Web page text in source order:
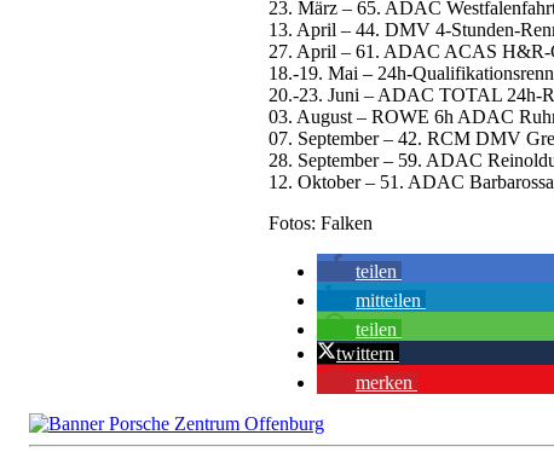
23. März – 65. ADAC
13. April – 44. DMV 4-Stunden-
27. April – 61. ADAC ACAS H&R-
18.-19. Mai – 24h-
20.-23. Juni – ADAC TOTAL 24h-
03. August – ROWE 6h ADAC
07. September – 42. RCM DMV
28. September – 59. ADAC
12. Oktober – 51. ADAC
Fotos: Falken
teilen
mitteilen
teilen
twittern
merken